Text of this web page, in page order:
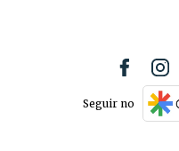
Seguir no